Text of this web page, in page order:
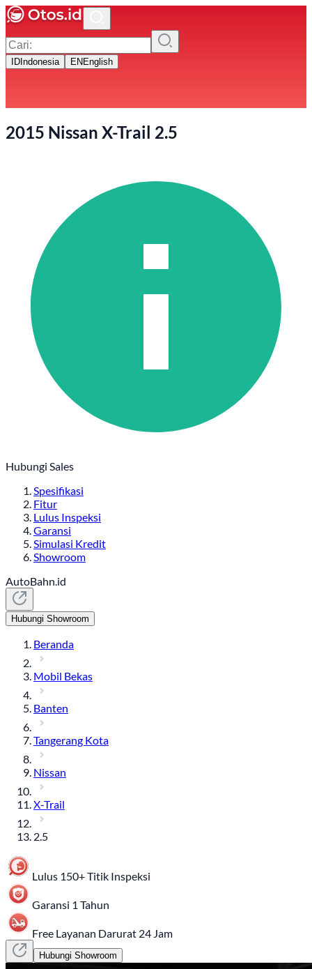
ID Indonesia EN English
2015 Nissan X-Trail 2.5
Hubungi Sales
Spesifikasi
Fitur
Lulus Inspeksi
Garansi
Simulasi Kredit
Showroom
AutoBahn.id
Hubungi Showroom
Beranda
Mobil Bekas
Banten
Tangerang Kota
Nissan
X-Trail
2.5
Lulus 150+ Titik Inspeksi
Garansi 1 Tahun
Free Layanan Darurat 24 Jam
Hubungi Showroom